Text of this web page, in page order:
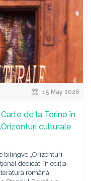
15 May 2026
de la Torino în
culturale
bilingve „Orizonturi
dedicat, în ediţia
română